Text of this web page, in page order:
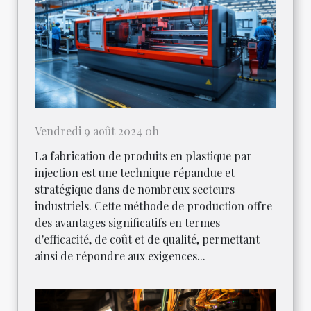
Vendredi 9 août 2024 0h
La fabrication de produits en plastique par
injection est une technique répandue et
stratégique dans de nombreux secteurs
industriels. Cette méthode de production offre
des avantages significatifs en termes
d'efficacité, de coût et de qualité, permettant
ainsi de répondre aux exigences...